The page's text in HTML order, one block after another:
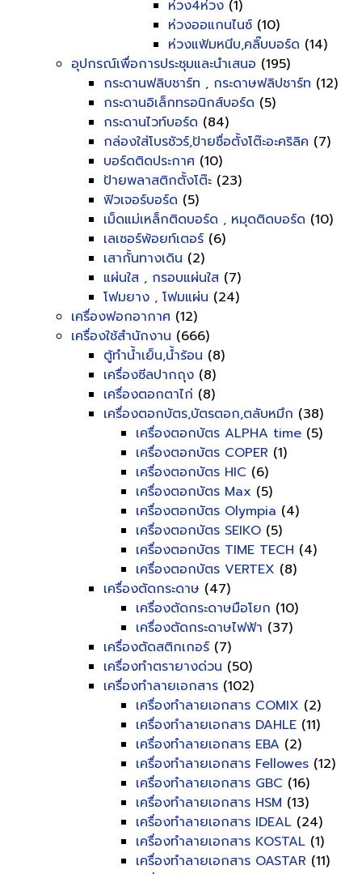
ห่วง4ห่วง (1)
ห่วงออแกนไนซ์ (10)
ห่วงแฟ้มหนีบ,คลิ๊บบอร์ด (14)
อุปกรณ์เพื่อการประชุมและนำเสนอ (195)
กระดานฟลิบชาร์ท , กระดาษฟลิปชาร์ท (12)
กระดานอิเล็กทรอนิกส์บอร์ด (5)
กระดานไวท์บอร์ด (84)
กล่องใส่โบรชัวร์,ป้ายชื่อตั้งโต๊ะอะคริลิค (7)
บอร์ดติดประกาศ (10)
ป้ายพลาสติกตั้งโต๊ะ (23)
ฟิวเจอร์บอร์ด (5)
เม็ดแม่เหล็กติดบอร์ด , หมุดติดบอร์ด (10)
เลเซอร์พ้อยท์เตอร์ (6)
เสากั้นทางเดิน (2)
แผ่นใส , กรอบแผ่นใส (7)
โฟมยาง , โฟมแผ่น (24)
เครื่องฟอกอากาศ (12)
เครื่องใช้สำนักงาน (666)
ตู้ทำน้ำเย็น,น้ำร้อน (8)
เครื่องซีลปากถุง (8)
เครื่องตอกตาไก่ (8)
เครื่องตอกบัตร,บัตรตอก,ตลับหมึก (38)
เครื่องตอกบัตร ALPHA time (5)
เครื่องตอกบัตร COPER (1)
เครื่องตอกบัตร HIC (6)
เครื่องตอกบัตร Max (5)
เครื่องตอกบัตร Olympia (4)
เครื่องตอกบัตร SEIKO (5)
เครื่องตอกบัตร TIME TECH (4)
เครื่องตอกบัตร VERTEX (8)
เครื่องตัดกระดาษ (47)
เครื่องตัดกระดาษมือโยก (10)
เครื่องตัดกระดาษไฟฟ้า (37)
เครื่องตัดสติกเกอร์ (7)
เครื่องทำตรายางด่วน (50)
เครื่องทำลายเอกสาร (102)
เครื่องทำลายเอกสาร COMIX (2)
เครื่องทำลายเอกสาร DAHLE (11)
เครื่องทำลายเอกสาร EBA (2)
เครื่องทำลายเอกสาร Fellowes (12)
เครื่องทำลายเอกสาร GBC (16)
เครื่องทำลายเอกสาร HSM (13)
เครื่องทำลายเอกสาร IDEAL (24)
เครื่องทำลายเอกสาร KOSTAL (1)
เครื่องทำลายเอกสาร OASTAR (11)